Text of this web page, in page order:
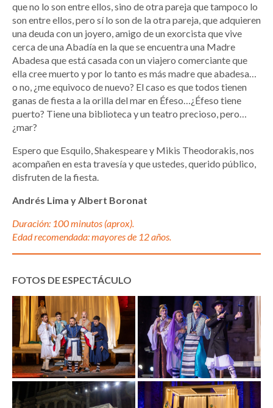
que no lo son entre ellos, sino de otra pareja que tampoco lo
son entre ellos, pero sí lo son de la otra pareja, que adquieren
una deuda con un joyero, amigo de un exorcista que vive
cerca de una Abadía en la que se encuentra una Madre
Abadesa que está casada con un viajero comerciante que
ella cree muerto y por lo tanto es más madre que abadesa…
o no, ¿me equivoco de nuevo? El caso es que todos tienen
ganas de fiesta a la orilla del mar en Éfeso…¿Éfeso tiene
puerto? Tiene una biblioteca y un teatro precioso, pero…
¿mar?
Espero que Esquilo, Shakespeare y Mikis Theodorakis, nos
acompañen en esta travesía y que ustedes, querido público,
disfruten de la fiesta.
Andrés Lima y Albert Boronat
Duración: 100 minutos (aprox).
Edad recomendada: mayores de 12 años.
FOTOS DE ESPECTÁCULO